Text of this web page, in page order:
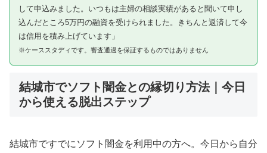
して申込みました。いつもは主婦の相談実績があると聞いて申し
込んだところ5万円の融資を受けられました。きちんと返済して今
は信用を積み上げています」
※ケーススタディです。審査通過を保証するものではありません
結城市でソフト闇金との縁切り方法｜今日
から使える脱出ステップ
結城市ですでにソフト闇金を利用中の方へ。今日から自分